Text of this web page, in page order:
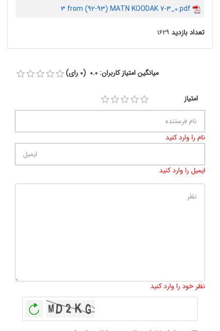
3 from (92-93) MATN KOODAK 7-3_0.pdf
تعداد بازدید ۱۶۲۹
میانگین امتیاز کاربران: 0.0 (0 رای)
امتیاز
نام را وارد کنید
ایمیل را وارد کنید
نظر خود را وارد کنید